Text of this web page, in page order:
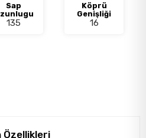
Sap
135
Köprü
Genişliği
16
Özellikleri